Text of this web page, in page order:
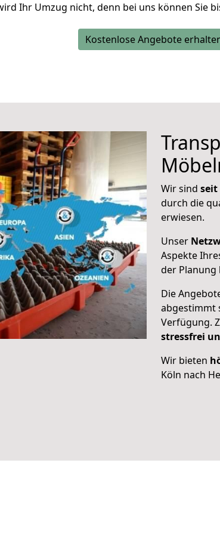
Ihr Umzug nicht, denn bei uns können Sie
Kostenlose Angebote
Wir sind seit
durch die
erwiesen.
Unser
Aspekte
der Planung
Die
abgestimmt
Verfügung.
stressfrei
Wir bieten
Köln nach